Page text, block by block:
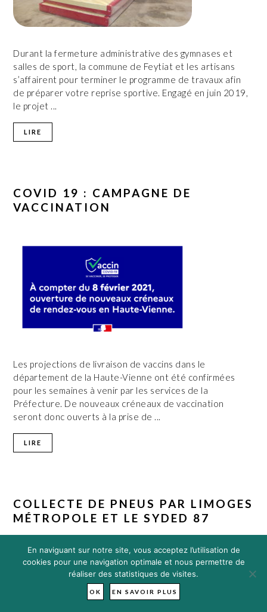
Durant la fermeture administrative des gymnases et
salles de sport, la commune de Feytiat et les artisans
s’affairent pour terminer le programme de travaux afin
de préparer votre reprise sportive. Engagé en juin 2019,
le projet ...
LIRE
COVID 19 : CAMPAGNE DE
VACCINATION
Les projections de livraison de vaccins dans le
département de la Haute-Vienne ont été confirmées
pour les semaines à venir par les services de la
Préfecture. De nouveaux créneaux de vaccination
seront donc ouverts à la prise de ...
LIRE
COLLECTE DE PNEUS PAR LIMOGES
MÉTROPOLE ET LE SYDED 87
En naviguant sur notre site, vous acceptez l’utilisation de
cookies pour une navigation optimale et nous permettre de
réaliser des statistiques de visites.
OK EN SAVOIR PLUS